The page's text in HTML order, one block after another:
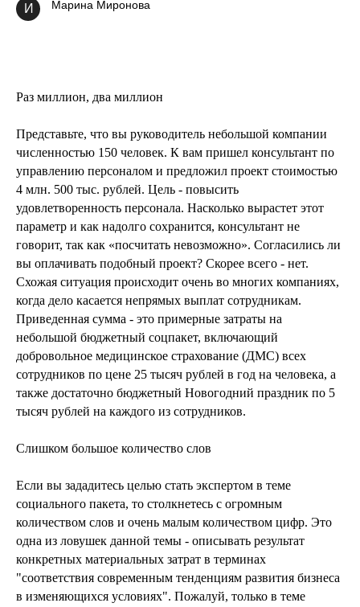
И Марина Миронова
Раз миллион, два миллион
Представьте, что вы руководитель небольшой компании
численностью 150 человек. К вам пришел консультант по
управлению персоналом и предложил проект стоимостью
4 млн. 500 тыс. рублей. Цель - повысить
удовлетворенность персонала. Насколько вырастет этот
параметр и как надолго сохранится, консультант не
говорит, так как «посчитать невозможно». Согласились ли
вы оплачивать подобный проект? Скорее всего - нет.
Схожая ситуация происходит очень во многих компаниях,
когда дело касается непрямых выплат сотрудникам.
Приведенная сумма - это примерные затраты на
небольшой бюджетный соцпакет, включающий
добровольное медицинское страхование (ДМС) всех
сотрудников по цене 25 тысяч рублей в год на человека, а
также достаточно бюджетный Новогодний праздник по 5
тысяч рублей на каждого из сотрудников.
Слишком большое количество слов
Если вы зададитесь целью стать экспертом в теме
социального пакета, то столкнетесь с огромным
количеством слов и очень малым количеством цифр. Это
одна из ловушек данной темы - описывать результат
конкретных материальных затрат в терминах
"соответствия современным тенденциям развития бизнеса
в изменяющихся условиях". Пожалуй, только в теме